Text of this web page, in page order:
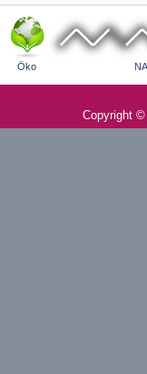
Öko
Copyright